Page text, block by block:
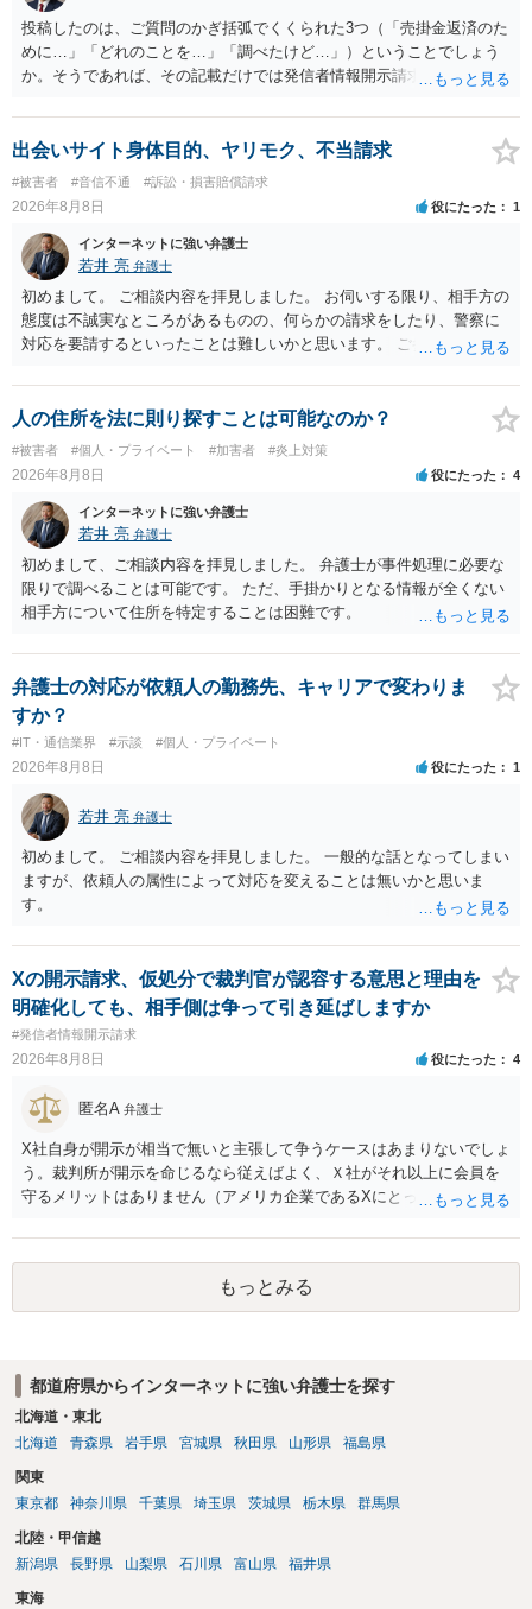
投稿したのは、ご質問のかぎ括弧でくくられた3つ（「売掛金返済のた
めに…」「どれのことを…」「調べたけど…」）ということでしょう
か。そうであれば、その記載だけでは発信者情報開示請求が認められ
ただ、「328が名誉毀損、偽計業務妨害、侮辱罪、ストーカー等に関す
る法律違反に該当するといわれ」とのことですので、ご質問に書かれ
ていない何らかの背景事情があれば、回答は180度変わるかもしれませ
ん。公開の場で詳細を投稿することは不適当と思われますので、弁護
士へ直接相談した方がよいでしょう。
出会いサイト身体目的、ヤリモク、不当請求
#被害者 #音信不通 #訴訟・損害賠償請求
2026年8月8日 役にたった 1
インターネットに強い弁護士
若井 亮 弁護士
初めまして。 ご相談内容を拝見しました。 お伺いする限り、相手方の
態度は不誠実なところがあるものの、何らかの請求をしたり、警察に
対応を要請するといったことは難しいかと思います。 ご参考になれば
人の住所を法に則り探すことは可能なのか？
#被害者 #個人・プライベート #加害者 #炎上対策
2026年8月8日 役にたった 4
インターネットに強い弁護士
若井 亮 弁護士
初めまして、ご相談内容を拝見しました。 弁護士が事件処理に必要な
限りで調べることは可能です。 ただ、手掛かりとなる情報が全くない
相手方について住所を特定することは困難です。
弁護士の対応が依頼人の勤務先、キャリアで変わりま
すか？
#IT・通信業界 #示談 #個人・プライベート
2026年8月8日 役にたった 1
若井 亮 弁護士
初めまして。 ご相談内容を拝見しました。 一般的な話となってしまい
ますが、依頼人の属性によって対応を変えることは無いかと思いま
す。
Xの開示請求、仮処分で裁判官が認容する意思と理由を
明確化しても、相手側は争って引き延ばしますか
#発信者情報開示請求
2026年8月8日 役にたった 4
匿名A 弁護士
X社自身が開示が相当で無いと主張して争うケースはあまりないでしょ
う。裁判所が開示を命じるなら従えばよく、Ｘ社がそれ以上に会員を
守るメリットはありません（アメリカ企業であるXにとって、日本の会
うかを争うよりも、「発信者情報の保有確認がまだできていない」な
どと言い訳して確認できるまで発令を引き伸ばす方で対応してくる方
が圧倒的に多いです（この作戦は必ずといっていいほど行ってきま
す）。
もっとみる
都道府県からインターネットに強い弁護士を探す
北海道・東北
北海道
青森県 岩手県 宮城県 秋田県 山形県 福島県
関東
東京都
神奈川県 千葉県 埼玉県 茨城県 栃木県 群馬県
北陸・甲信越
新潟県
長野県 山梨県 石川県 富山県 福井県
東海